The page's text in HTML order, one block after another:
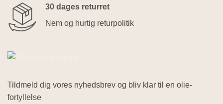
30 dages returret
Nem og hurtig returpolitik
Tildmeld dig vores nyhedsbrev og bliv klar til en olie-
fortyllelse